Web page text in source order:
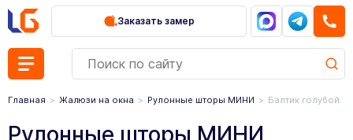
Заказать замер
Главная Жалюзи на окна Рулонные шторы МИНИ Балтик голубой
Рулонные шторы МИНИ